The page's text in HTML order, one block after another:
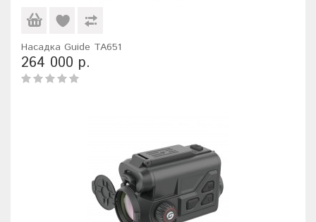
Насадка Guide TA651
264 000 р.